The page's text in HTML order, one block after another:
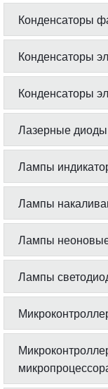
Конденсаторы
Конденсаторы
Конденсаторы
Лазерные
Лампы
Лампы
Лампы
Лампы